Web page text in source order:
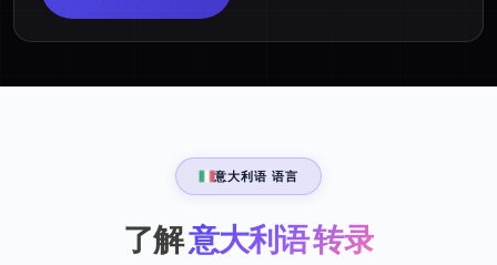
意大利语 语言
了解意大利语 转录